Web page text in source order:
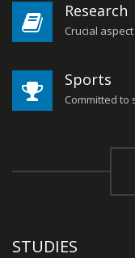
Research
Crucial
Sports
Committed to
STUDIES